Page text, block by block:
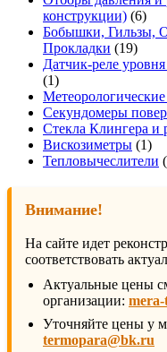
конструкции) 66
Бобышки, Гильзы,
Прокладки
1919
Датчик-реле
11
товар
Секундомеры
Стекла Клингера и
Вискозиметры 11
Тепловычеслители
Внимание!
На сайте идет
соответствовать
Актуальные цены
организации:
Уточняйте цены у
termopara@bk.ru